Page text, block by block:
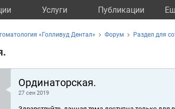
Услуги Публикации
«Голливуд Дентал» Форум Раздел для
Ординаторская.
27 сен 2019